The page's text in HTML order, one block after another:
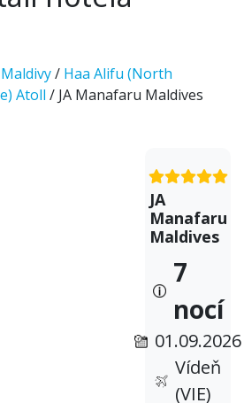
Maldivy/ Haa Alifu (North
Atoll / JA Manafaru Maldives
JA
Manafaru
Maldives
7
nocí
01.09.2026
Vídeň
(VIE)